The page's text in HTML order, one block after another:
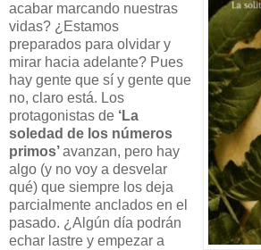
acabar marcando nuestras
vidas? ¿Estamos
preparados para olvidar y
mirar hacia adelante? Pues
hay gente que sí y gente que
no, claro está. Los
protagonistas de ‘La
soledad de los números
primos’avanzan, pero hay
algo (y no voy a desvelar
qué) que siempre los deja
parcialmente anclados en el
pasado. ¿Algún día podrán
echar lastre y empezar a